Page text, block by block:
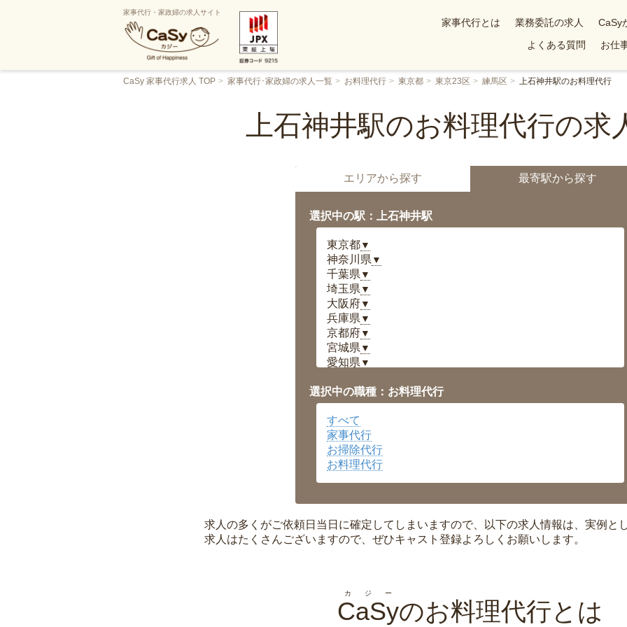
家事代行・家政婦の求人サイト
家事代行とは 業務委託の求人 CaSy
よくある質問
お仕
CaSy 家事代行求人 TOP 家事代行･家政婦の求人一覧 お料理代行 東京都 東京23区 練馬区 上石神井駅のお料理代行
上石神井駅のお料理代行の求
エリアから探す 最寄駅から探す
選択中の駅：上石神井駅
東京都▼
神奈川県 ▼
千葉県 ▼
埼玉県 ▼
大阪府▼
兵庫県 ▼
京都府▼
宮城県 ▼
愛知県 ▼
岡山県▼
広島県▼
沖縄県
選択中の職種：お料理代行
すべて
家事代行
お掃除代行
お料理代行
求人の多くがご依頼日当日に確定してしまいますので、以下の求人情報は、実例と
求人はたくさんございますので、ぜひキャスト登録よろしくお願いします。
CaSy
カジー
のお料理代行とは